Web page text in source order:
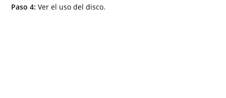
Paso 4: Ver el uso del disco.